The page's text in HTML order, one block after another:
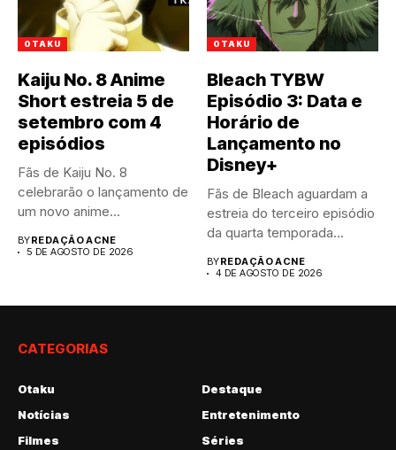
OTAKU
Kaiju No. 8 Anime
Short estreia 5 de
setembro com 4
episódios
Fãs de Kaiju No. 8
celebrarão o lançamento de
um novo anime...
BYREDAÇÃO ACNE
5 DE AGOSTO DE 2026
OTAKU
Bleach TYBW
Episódio 3: Data e
Horário de
Lançamento no
Disney+
Fãs de Bleach aguardam a
estreia do terceiro episódio
da quarta temporada...
BYREDAÇÃO ACNE
4 DE AGOSTO DE 2026
CATEGORIAS
Otaku
Destaque
Notícias
Entretenimento
Filmes
Séries